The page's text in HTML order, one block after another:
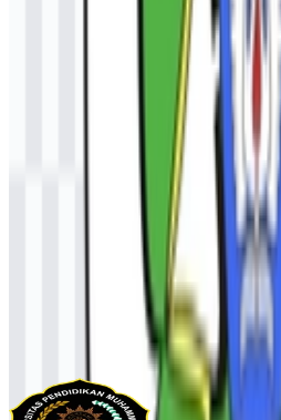
Konten Dibuat oleh AI
Deskripsi ini dibuat oleh AI dan
Lainnya dari